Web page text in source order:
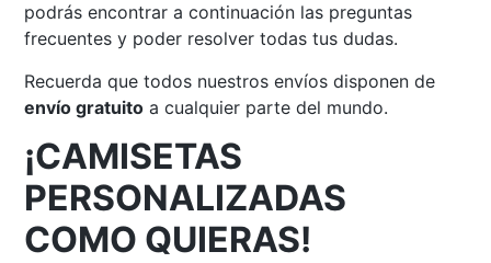
podrás encontrar a continuación las preguntas
frecuentes y poder resolver todas tus dudas.
Recuerda que todos nuestros envíos disponen de
envío gratuito a cualquier parte del mundo.
¡CAMISETAS
PERSONALIZADAS
COMO QUIERAS!